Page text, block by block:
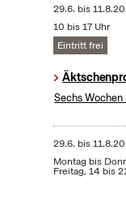
29.6. bis
10 bis 17 Uhr
Eintritt frei
Sechs
29.6. bis
Montag bis
Freitag, 14 bis